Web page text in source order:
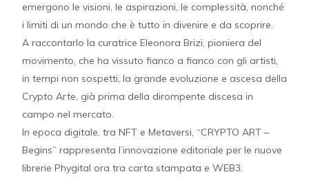
emergono le visioni, le aspirazioni, le complessità, nonché
i limiti di un mondo che è tutto in divenire e da scoprire.
A raccontarlo la curatrice Eleonora Brizi, pioniera del
movimento, che ha vissuto fianco a fianco con gli artisti,
in tempi non sospetti, la grande evoluzione e ascesa della
Crypto Arte, già prima della dirompente discesa in
campo nel mercato.
In epoca digitale, tra NFT e Metaversi, “CRYPTO ART –
Begins” rappresenta l’innovazione editoriale per le nuove
librerie Phygital ora tra carta stampata e WEB3.